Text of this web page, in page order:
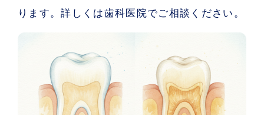
ります。詳しくは歯科医院でご相談ください。